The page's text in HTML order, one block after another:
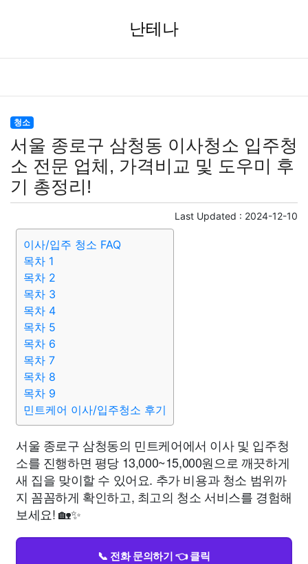
난테나
청소
서울 종로구 삼청동 이사청소 입주청
소 전문 업체, 가격비교 및 도우미 후
기 총정리!
Last Updated : 2024-12-10
이사/입주 청소 FAQ
목차 1
목차 2
목차 3
목차 4
목차 5
목차 6
목차 7
목차 8
목차 9
민트케어 이사/입주청소 후기
서울 종로구 삼청동의 민트케어에서 이사 및 입주청
소를 진행하면 평당 13,000~15,000원으로 깨끗하게
새 집을 맞이할 수 있어요. 추가 비용과 청소 범위까
지 꼼꼼하게 확인하고, 최고의 청소 서비스를 경험해
보세요! 🏡✨
📞 전화 문의하기 👈 클릭